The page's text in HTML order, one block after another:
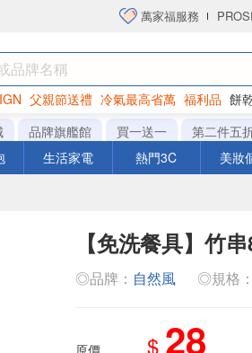
萬家福服務
父親節送禮 冷氣最高省萬 福利品 餅
洋芋片
品牌旗艦館 買一送一 第二件五
生活家電 熱門3C 美妝
【免洗餐具】竹
◎品牌： 自然風 ◎規格
原價 $ 28